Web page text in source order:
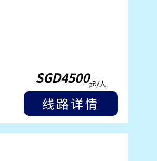
SGD4500起/人
线路详情